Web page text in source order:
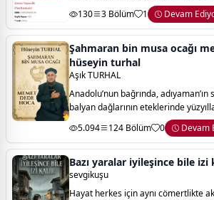
elazığ'a ekmeği ve suyu hatırına
ve verdiğimi de sanıyoru
130 3 Bölüm 1 Devam
Şahmaran bin musa ocağı
hüseyin turhal
Aşık TURHAL
Anadolu’nun bağrında, adıyaman’ın
balyan dağlarının eteklerinde
bir meşale parıldıyor: şahmaran bin
ömrünü hakk’ın kelamına, kur'
5.094 124 Bölüm 0 Devam
Bazı yaralar iyileşince bile izi
sevgikuşu
Hayat herkes için aynı cömertlikte